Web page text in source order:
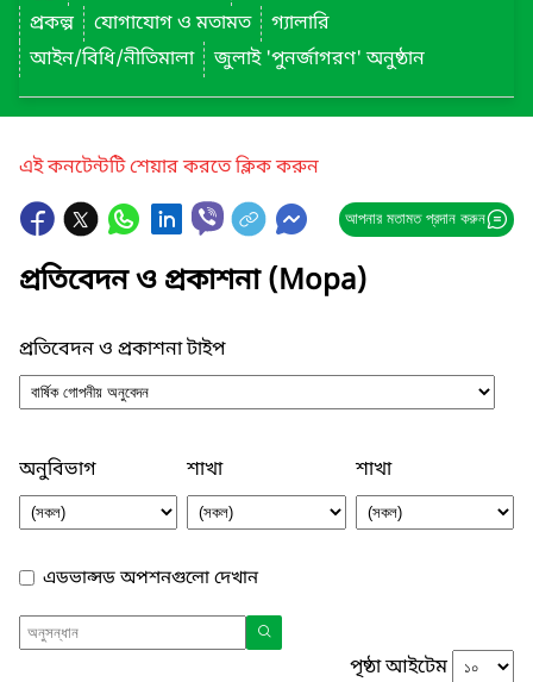
প্রকল্প
যোগাযোগ ও মতামত
গ্যালারি
আইন/বিধি/নীতিমালা
জুলাই 'পুনর্জাগরণ' অনুষ্ঠান
এই কনটেন্টটি শেয়ার করতে ক্লিক করুন
আপনার মতামত প্রদান করুন
প্রতিবেদন ও প্রকাশনা (Mopa)
প্রতিবেদন ও প্রকাশনা টাইপ
অনুবিভাগ শাখা শাখা
এডভান্সড অপশনগুলো দেখান
পৃষ্ঠা আইটেম